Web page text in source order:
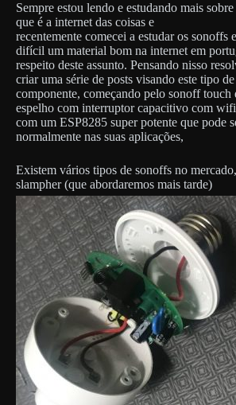
Sempre estou lendo e estudando mais
que é a internet das coisas e
recentemente comecei a estudar os sonoffs
difícil um material bom na internet em
respeito deste assunto. Pensando nisso
criar uma série de posts visando este tipo de
componente, começando pelo sonoff touch
espelho com interruptor capacitivo com
com um ESP8285 super potente que pode
normalmente nas suas aplicações,
Existem vários tipos de sonoffs no
slampher (que abordaremos mais tarde)